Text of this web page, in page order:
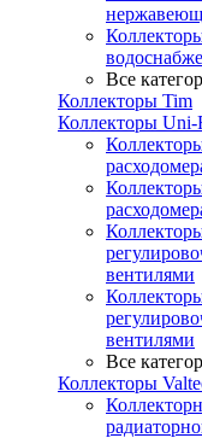
Все
Коллекторы Tim
Коллекторы Uni-
вентилями
вентилями
Все
Коллекторы